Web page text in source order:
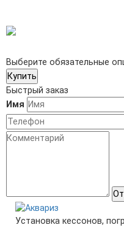
Выберите обязательные
Купить
Быстрый заказ
Имя
Установка кессонов,